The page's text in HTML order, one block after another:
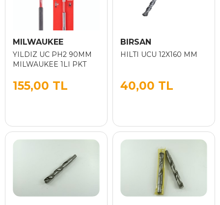
MILWAUKEE
YILDIZ UC PH2 90MM
MILWAUKEE 1LI PKT
155,00 TL
BIRSAN
HILTI UCU 12X160 MM
40,00 TL